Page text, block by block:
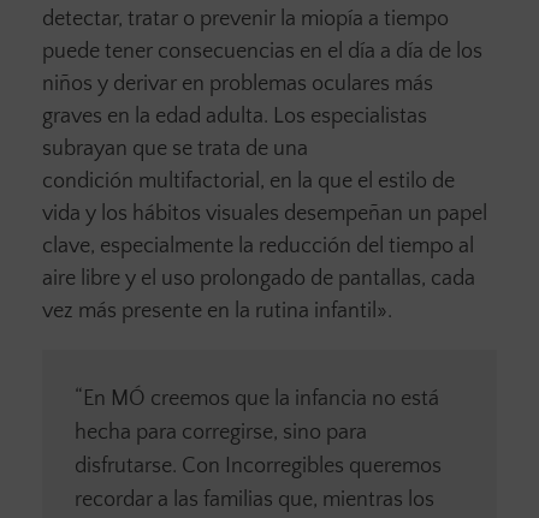
detectar, tratar o prevenir la miopía a tiempo
puede tener consecuencias en el día a día de los
niños y derivar en problemas oculares más
graves en la edad adulta. Los especialistas
subrayan que se trata de una
condición multifactorial, en la que el estilo de
vida y los hábitos visuales desempeñan un papel
clave, especialmente la reducción del tiempo al
aire libre y el uso prolongado de pantallas, cada
vez más presente en la rutina infantil».
“En MÓ creemos que la infancia no está
hecha para corregirse, sino para
disfrutarse. Con Incorregibles queremos
recordar a las familias que, mientras los